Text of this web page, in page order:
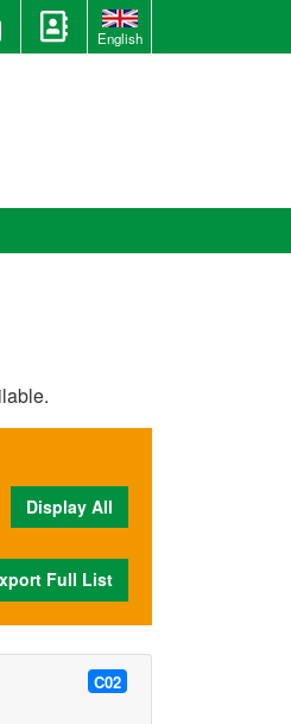
English
Display All
Full List
C02